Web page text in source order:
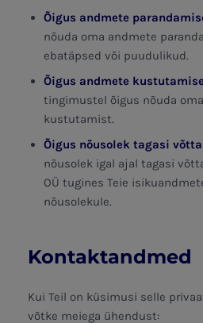
Õigus andmete
nõuda oma andmete
ebatäpsed või puudulikud.
Õigus andmete
tingimustel õigus nõuda
kustutamist.
Õigus nõusolek tagasi
nõusolek igal ajal tagasi
OÜ tugines Teie
nõusolekule.
Kontaktandmed
Kui Teil on küsimusi selle
võtke meiega ühendust: